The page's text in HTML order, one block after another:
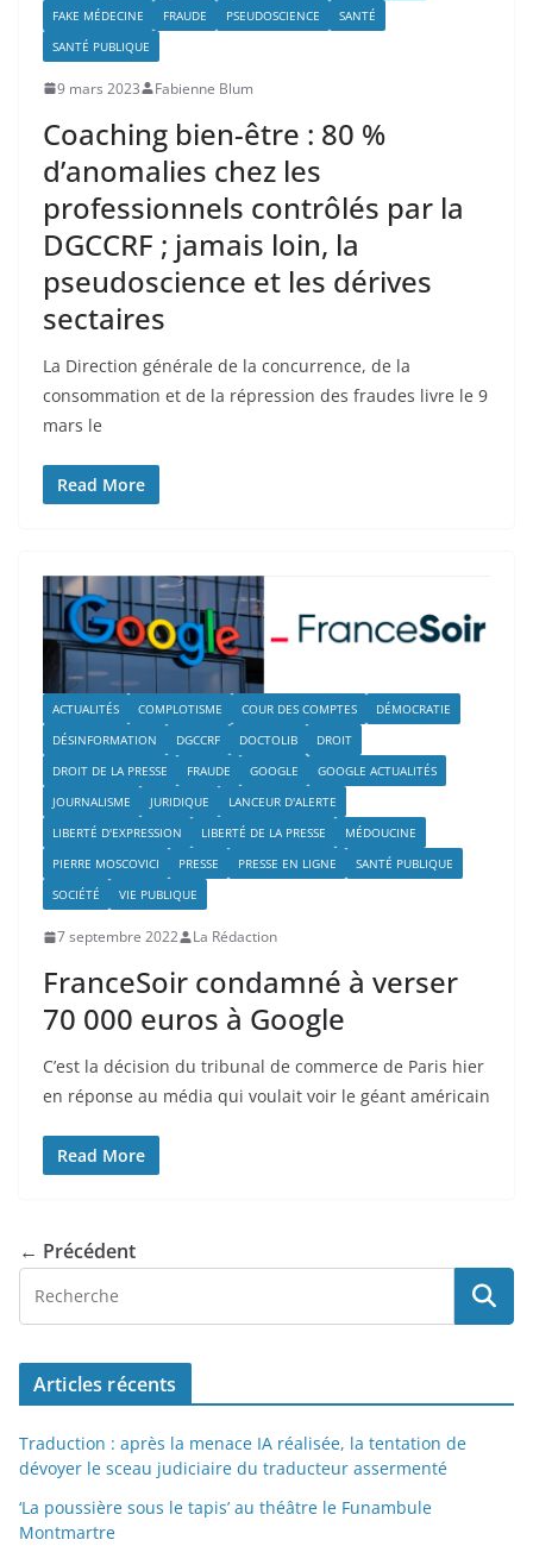
FAKE MÉDECINE
FRAUDE PSEUDOSCIENCE
SANTÉ
SANTÉ PUBLIQUE
9 mars 2023 Fabienne Blum
Coaching bien-être : 80 %
d’anomalies chez les
professionnels contrôlés par la
DGCCRF ; jamais loin, la
pseudoscience et les dérives
sectaires
La Direction générale de la concurrence, de la
consommation et de la répression des fraudes livre le 9
mars le
Read More
ACTUALITÉS COMPLOTISME COUR DES COMPTES
DÉMOCRATIE
DÉSINFORMATION
DGCCRF DOCTOLIB
DROIT
DROIT DE LA PRESSE
FRAUDE GOOGLE
GOOGLE ACTUALITÉS
JOURNALISME
JURIDIQUE
LANCEUR D'ALERTE
LIBERTÉ D'EXPRESSION
LIBERTÉ DE LA PRESSE
MÉDOUCINE
PIERRE MOSCOVICI
PRESSE PRESSE EN LIGNE
SANTÉ PUBLIQUE
SOCIÉTÉ
VIE PUBLIQUE
7 septembre 2022 La Rédaction
FranceSoir condamné à verser
70 000 euros à Google
C’est la décision du tribunal de commerce de Paris hier
en réponse au média qui voulait voir le géant américain
Read More
← Précédent
Articles récents
Traduction : après la menace IA réalisée, la tentation de
dévoyer le sceau judiciaire du traducteur assermenté
‘La poussière sous le tapis’ au théâtre le Funambule
Montmartre